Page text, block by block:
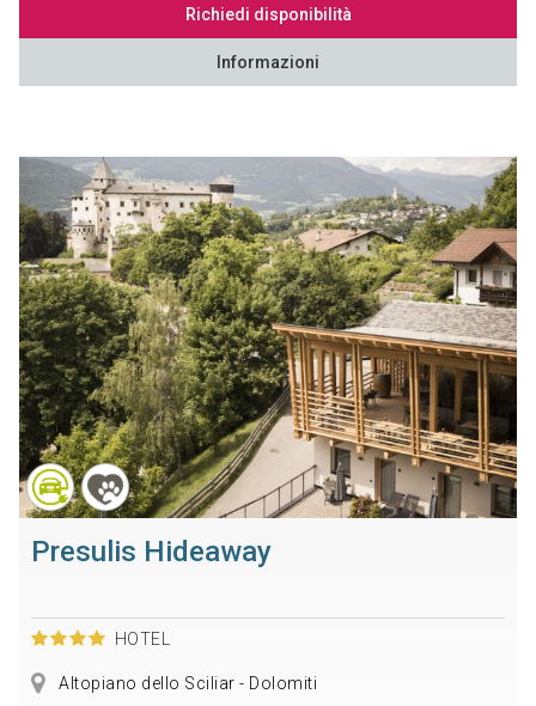
Richiedi disponibilità
Informazioni
Presulis Hideaway
HOTEL
Altopiano dello Sciliar - Dolomiti